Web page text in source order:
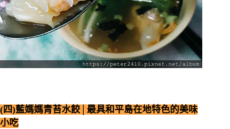
(四)藍媽媽青苔水餃│最具和平島在地特色的美味
小吃